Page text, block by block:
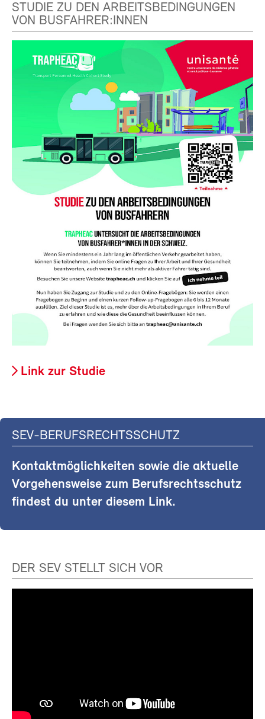
STUDIE ZU DEN ARBEITSBEDINGUNGEN
VON BUSFAHRER:INNEN
Link zur Studie
SEV-BERUFSRECHTSSCHUTZ
Kontaktmöglichkeiten sowie die aktuelle
Vorgehensweise zum Berufsrechtsschutz
findest du unter diesem Link.
DER SEV STELLT SICH VOR